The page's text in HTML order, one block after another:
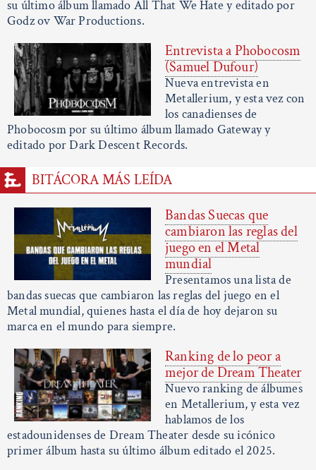
su último álbum llamado All That We Hate y editado por
Godz ov War Productions.
Entrevista a Phobocosm
(Samuel Dufour)
Nueva entrevista en
Metallerium, y esta vez con
los canadienses de
Phobocosm por su último álbum llamado Gateway y
editado por Dark Descent Records.
BITÁCORA MÁS LEÍDA
Bandas Suecas que
cambiaron las reglas del
juego en el Metal
mundial
Presentamos una lista de
bandas suecas que cambiaron las reglas del juego en el
Metal mundial, quienes hasta el día de hoy dejaron su
marca en el mundo para siempre.
Ranking de lo peor a
mejor de Dream Theater
Nuevo ranking de álbumes
en Metallerium, y esta vez
hablamos de los
estadounidenses de Dream Theater desde su icónico
primer álbum hasta su último álbum editado el 2025.